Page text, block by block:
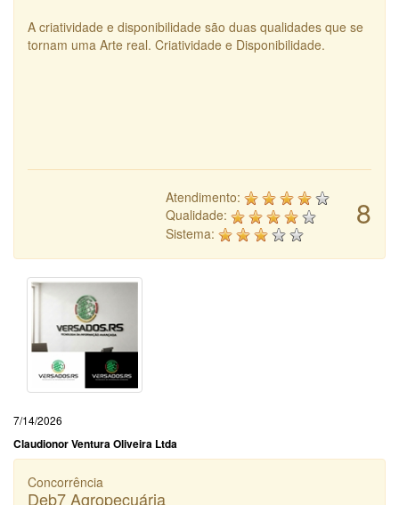
A criatividade e disponibilidade são duas qualidades que se
tornam uma Arte real. Criatividade e Disponibilidade.
8
Atendimento:
Qualidade:
Sistema:
7/14/2026
Claudionor Ventura Oliveira Ltda
Concorrência
Deb7 Agropecuária